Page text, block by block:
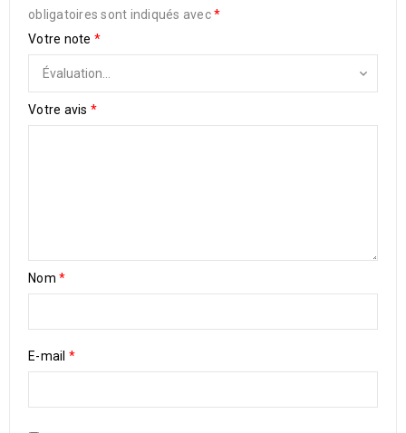
obligatoires sont indiqués avec*
Votre note *
Votre avis *
Nom *
E-mail *